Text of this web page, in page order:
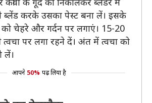
करके उसका पेस्ट बना लें। इसके
चेहरे और गर्दन पर लगाएं। 15-20
पर लगा रहने दें। अंत में त्वचा को
लें।
आपने 50% पढ़ लिया है